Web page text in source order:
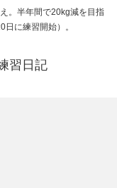
。半年間で20kg減を目指
に練習開始）。
習日記